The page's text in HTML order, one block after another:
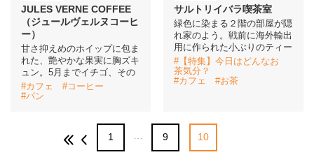
JULES VERNE COFFEE
（ジュールヴェルヌコーヒ
ー）
甘さ抑えめのホイップに包ま
れた、艶やかな果実に胸ズキ
ュン。5月までイチゴ、その
#カフェ
#コーヒー
#パン
サルトリイバラ喫茶室
緑色に染まる２階の部屋が隠
れ家のよう。戦前に海外輸出
用に作られた小ぶりのティー
#【特集】今日はどんなお
茶気分？
#カフェ
#お茶
1 9 10